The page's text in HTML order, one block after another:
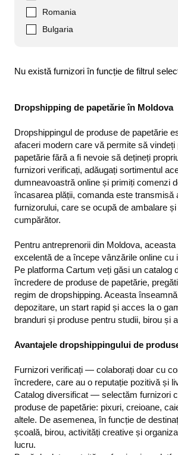
Romania
Bulgaria
Nu există furnizori în funcție de filtrul
Dropshipping de papetărie în Moldova
Dropshippingul de produse de papetărie
afaceri modern care vă permite să vindeți
papetărie fără a fi nevoie să dețineți
furnizori verificați, adăugați sortimentul
dumneavoastră online și primiți comenzi
încasarea plății, comanda este transmisă
furnizorului, care se ocupă de ambalare
cumpărător.
Pentru antreprenorii din Moldova,
excelentă de a începe vânzările online cu
Pe platforma Cartum veți găsi un catalog
încredere de produse de papetărie,
regim de dropshipping. Aceasta
depozitare, un start rapid și acces la o
branduri și produse pentru studii, birou și
Avantajele dropshippingului de
Furnizori verificați — colaborați doar cu
încredere, care au o reputație pozitivă și
Catalog diversificat — selectăm furnizori
produse de papetărie: pixuri, creioane,
altele. De asemenea, în funcție de
școală, birou, activități creative și
lucru.